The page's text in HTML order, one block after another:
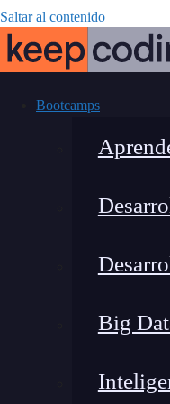
Saltar al contenido
Bootcamps
Big